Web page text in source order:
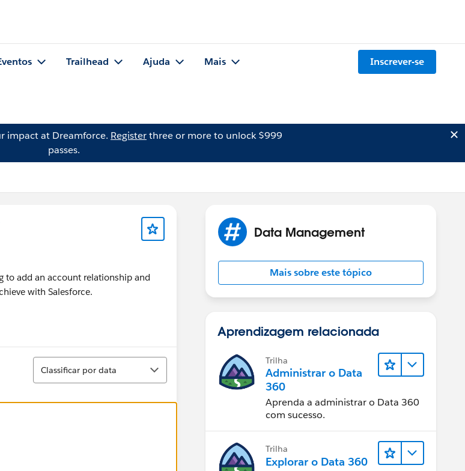
Trailhead Ajuda Mais Inscrever-se
impact at Dreamforce. Registerthree or more to unlock $999
passes.
to add an account relationship and
with Salesforce.
Classificar
Classificar por data
Data Management
Mais sobre este tópico
Aprendizagem relacionada
Trilha
Administrar o Data
360
Aprenda a administrar o Data 360
com sucesso.
Trilha
Explorar o Data 360